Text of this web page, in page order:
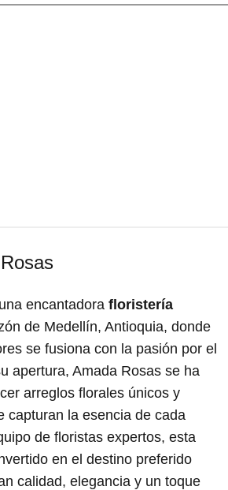
encantadora floristería
de Medellín, Antioquia, donde
se fusiona con la pasión por el
apertura, Amada Rosas se ha
arreglos florales únicos y
capturan la esencia de cada
de floristas expertos, esta
en el destino preferido
calidad, elegancia y un toque